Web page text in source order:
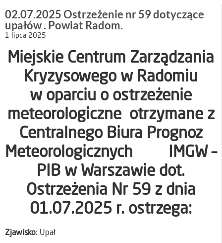
02.07.2025 Ostrzeżenie nr 59 dotyczące
upałów . Powiat Radom.
1 lipca 2025
Miejskie Centrum Zarządzania
Kryzysowego w Radomiu
w oparciu o ostrzeżenie
meteorologiczne otrzymane z
Centralnego Biura Prognoz
Meteorologicznych IMGW –
PIB w Warszawie dot.
Ostrzeżenia Nr 59 z dnia
01.07.2025 r. ostrzega:
Zjawisko: Upał